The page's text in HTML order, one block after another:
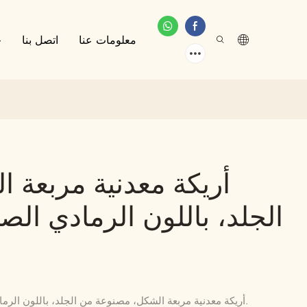
اتصل بنا معلومات عنا
أريكة معدنية
الجلد، باللون الرمادي
أريكة معدنية مربعة الشكل، مصنوعة من الجلد، باللون الرمادي الصناعي، ومزينة بحديد مصقول.